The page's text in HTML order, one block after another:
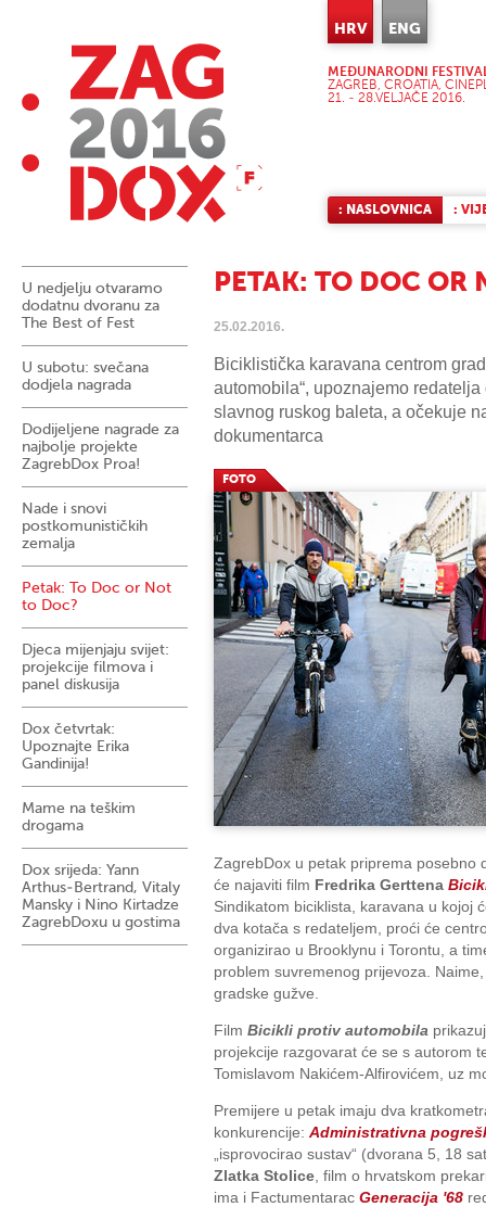
HRV ENG
MEĐUNARODNI
ZAGREB, CROATIA,
21. - 28.VELJAČE 2016.
: NASLOVNICA :
U nedjelju otvaramo
dodatnu dvoranu za
The Best of Fest
U subotu: svečana
dodjela nagrada
Dodijeljene nagrade za
najbolje projekte
ZagrebDox Proa!
Nade i snovi
postkomunističkih
zemalja
Petak: To Doc or Not
to Doc?
Djeca mijenjaju svijet:
projekcije filmova i
panel diskusija
Dox četvrtak:
Upoznajte Erika
Gandinija!
Mame na teškim
drogama
Dox srijeda: Yann
Arthus-Bertrand, Vitaly
Mansky i Nino Kirtadze
ZagrebDoxu u gostima
PETAK: TO DOC OR
25.02.2016.
Biciklistička karavana centrom
automobila“, upoznajemo
slavnog ruskog baleta, a očekuje
dokumentarca
FOTO
ZagrebDox u petak priprema posebno
će najaviti film Fredrika Gerttena
Sindikatom biciklista, karavana u kojoj
dva kotača s redateljem, proći će
organizirao u Brooklynu i Torontu, a
problem suvremenog prijevoza.
gradske gužve.
Film Bicikli protiv automobila
projekcije razgovarat će se s autorom
Tomislavom Nakićem-Alfirovićem, uz
Premijere u petak imaju dva
konkurencije: Administrativna
„isprovocirao sustav“ (dvorana 5, 18
Zlatka Stolice , film o hrvatskom
ima i Factumentarac Generacija '68